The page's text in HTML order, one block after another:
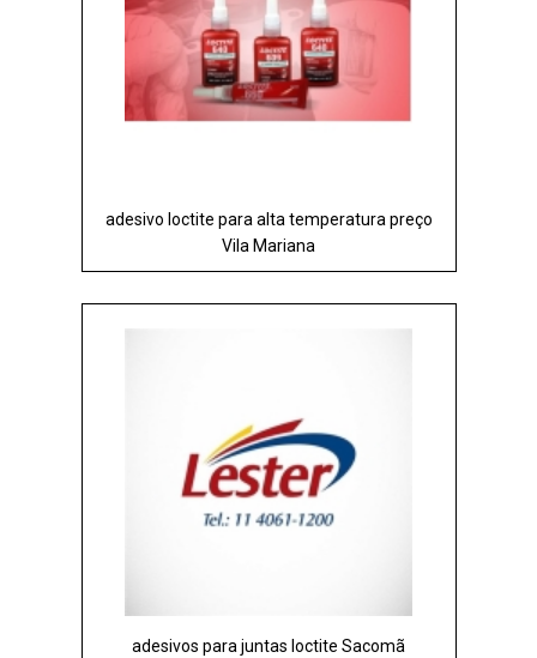
adesivo loctite para alta temperatura preço
Vila Mariana
adesivos para juntas loctite Sacomã